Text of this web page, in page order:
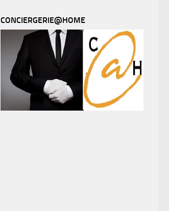
CONCIERGERIE@HOME